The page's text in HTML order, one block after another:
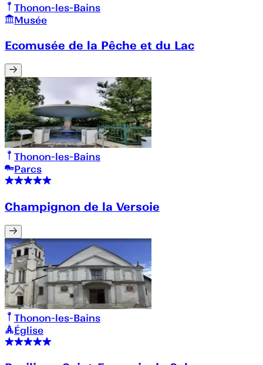
Thonon-les-Bains
Musée
Ecomusée de la Pêche et du Lac
Thonon-les-Bains
Parcs
Champignon de la Versoie
Thonon-les-Bains
Église